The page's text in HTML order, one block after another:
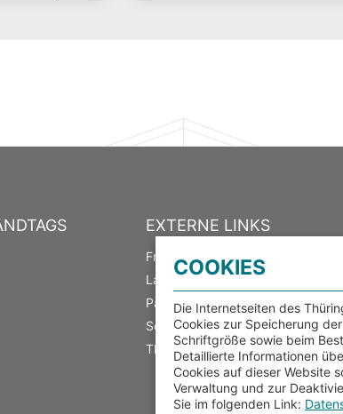
EXTERNE LINKS
Freistaat Thüringen
Landeswahlleiter
Parlamentsspiegel
Serviceportal Thüringen
Thüringer Transparenzportal
COOKIES
Die Internetseiten des
Cookies zur Speicherung
Schriftgröße sowie beim
Detaillierte Informationen
Cookies auf dieser Website
Verwaltung und zur
Sie im folgenden Link: